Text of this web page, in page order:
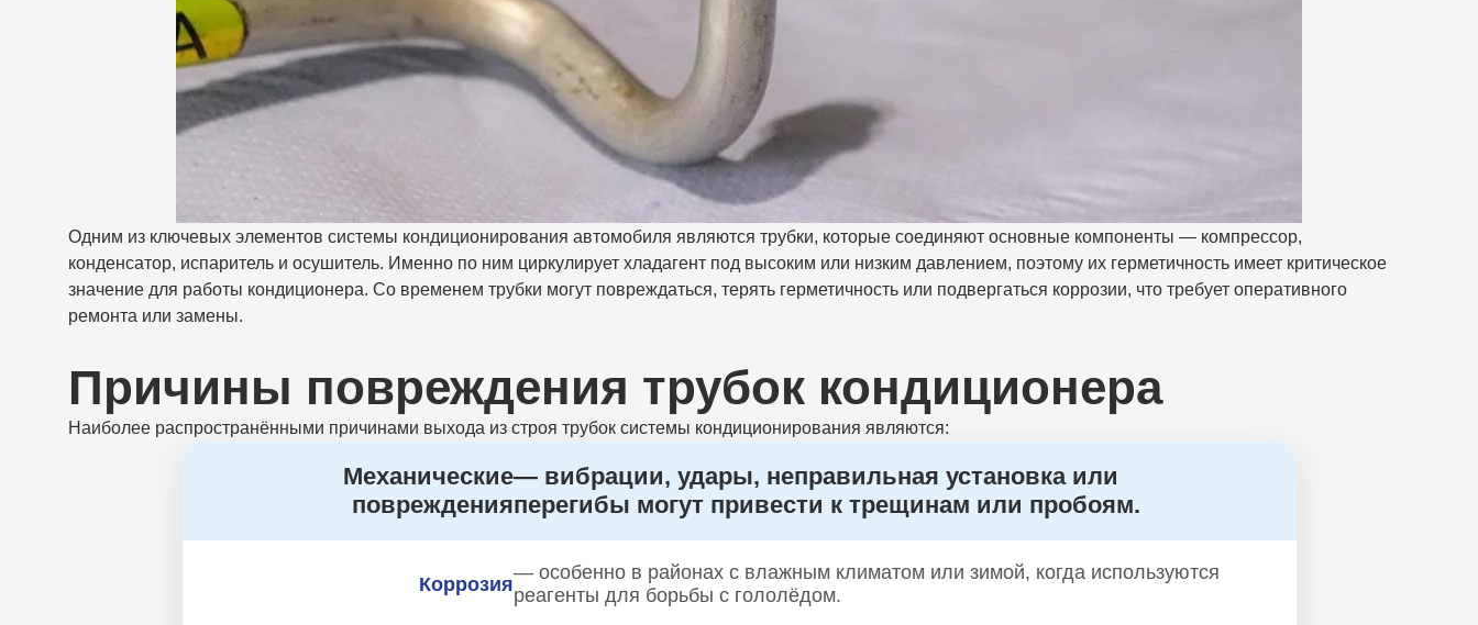
Одним из ключевых элементов системы кондиционирования автомобиля являются трубки, которые соединяют основные компоненты — компрессор,
конденсатор, испаритель и осушитель. Именно по ним циркулирует хладагент под высоким или низким давлением, поэтому их герметичность имеет критическое
значение для работы кондиционера. Со временем трубки могут повреждаться, терять герметичность или подвергаться коррозии, что требует оперативного
ремонта или замены.
Причины повреждения трубок кондиционера
Наиболее распространёнными причинами выхода из строя трубок системы кондиционирования являются:
Механические
повреждения
— вибрации, удары, неправильная установка или
перегибы могут привести к трещинам или пробоям.
Коррозия
— особенно в районах с влажным климатом или зимой, когда используются
реагенты для борьбы с гололёдом.